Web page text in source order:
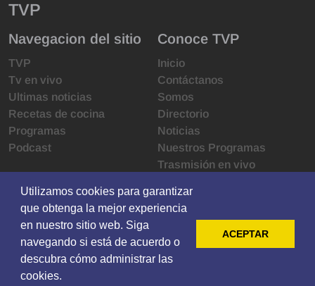
TVP
Navegacion del sitio
TVP
Tv en vivo
Ultimas noticias
Recetas de cocina
Programas
Podcast
Conoce TVP
Inicio
Contáctanos
Somos
Directorio
Noticias
Nuestros Programas
Trasmisión en vivo
Derechos de las audiencias
Código de ética
Redes sociales
© 2021 Televisoras Grupo Pacífico ·
Utilizamos cookies para garantizar
que obtenga la mejor experiencia
en nuestro sitio web. Siga
navegando si está de acuerdo o
descubra cómo administrar las
cookies.
ACEPTAR
Utilizamos cookies para garantizar
que obtenga la mejor experiencia
en nuestro sitio web. Siga
navegando si está de acuerdo o
descubra cómo administrar las
cookies.
ACEPTAR